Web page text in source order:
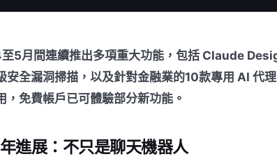
月間連續推出多項重大功能，包括 Claude
安全漏洞掃描，以及針對金融業的10款專用 AI 代
免費帳戶已可體驗部分新功能。
展：不只是聊天機器人